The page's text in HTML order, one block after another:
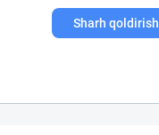
Sharh qoldirish